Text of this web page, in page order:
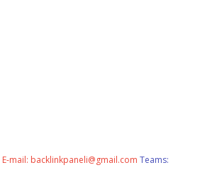
E-mail: backlinkpaneli@gmail.com Teams: